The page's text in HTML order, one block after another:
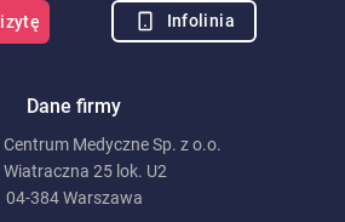
Dane firmy
Medyczne Sp. z o.o.
Wiatraczna 25 lok. U2
04-384 Warszawa
Infolinia